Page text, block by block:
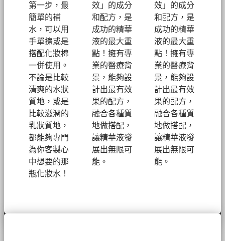
第一步，最
簡單的補
水，可以用
手單擦或是
搭配化妝棉
一併使用。
不論是比較
清爽的水狀
質地，或是
比較滋潤的
乳狀質地，
都能夠專門
為你客製心
中想要的那
瓶化妝水！
效」的成分
和配方，是
成功的精華
液的最大重
點！擁有專
業的醫療背
景，能夠設
計出最有效
果的配方，
融合各種質
地做搭配，
讓精華液發
展出無限可
能。
效」的成分
和配方，是
成功的精華
液的最大重
點！擁有專
業的醫療背
景，能夠設
計出最有效
果的配方，
融合各種質
地做搭配，
讓精華液發
展出無限可
能。